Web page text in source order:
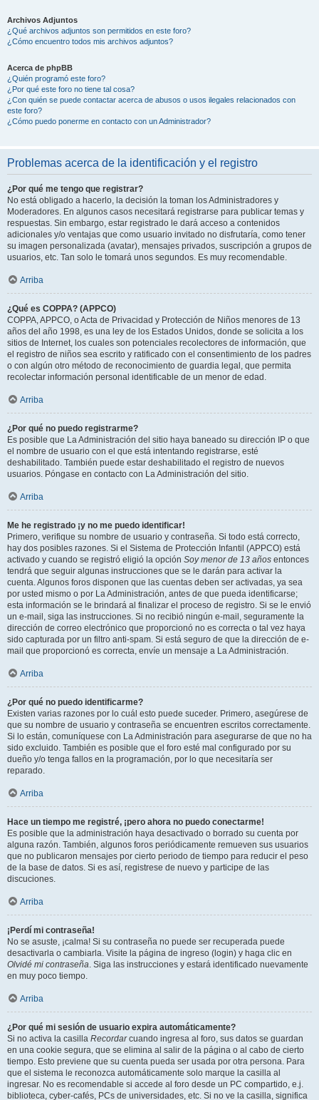
Archivos Adjuntos
¿Qué archivos adjuntos son permitidos en este foro?
¿Cómo encuentro todos mis archivos adjuntos?
Acerca de phpBB
¿Quién programó este foro?
¿Por qué este foro no tiene tal cosa?
¿Con quién se puede contactar acerca de abusos o usos ilegales relacionados con
este foro?
¿Cómo puedo ponerme en contacto con un Administrador?
Problemas acerca de la identificación y el registro
¿Por qué me tengo que registrar?
No está obligado a hacerlo, la decisión la toman los Administradores y
Moderadores. En algunos casos necesitará registrarse para publicar temas y
respuestas. Sin embargo, estar registrado le dará acceso a contenidos
adicionales y/o ventajas que como usuario invitado no disfrutaría, como tener
su imagen personalizada (avatar), mensajes privados, suscripción a grupos de
usuarios, etc. Tan solo le tomará unos segundos. Es muy recomendable.
Arriba
¿Qué es COPPA? (APPCO)
COPPA, APPCO, o Acta de Privacidad y Protección de Niños menores de 13
años del año 1998, es una ley de los Estados Unidos, donde se solicita a los
sitios de Internet, los cuales son potenciales recolectores de información, que
el registro de niños sea escrito y ratificado con el consentimiento de los padres
o con algún otro método de reconocimiento de guardia legal, que permita
recolectar información personal identificable de un menor de edad.
Arriba
¿Por qué no puedo registrarme?
Es posible que La Administración del sitio haya baneado su dirección IP o que
el nombre de usuario con el que está intentando registrarse, esté
deshabilitado. También puede estar deshabilitado el registro de nuevos
usuarios. Póngase en contacto con La Administración del sitio.
Arriba
Me he registrado ¡y no me puedo identificar!
Primero, verifique su nombre de usuario y contraseña. Si todo está correcto,
hay dos posibles razones. Si el Sistema de Protección Infantil (APPCO) está
activado y cuando se registró eligió la opción Soy menor de 13 años entonces
tendrá que seguir algunas instrucciones que se le darán para activar la
cuenta. Algunos foros disponen que las cuentas deben ser activadas, ya sea
por usted mismo o por La Administración, antes de que pueda identificarse;
esta información se le brindará al finalizar el proceso de registro. Si se le envió
un e-mail, siga las instrucciones. Si no recibió ningún e-mail, seguramente la
dirección de correo electrónico que proporcionó no es correcta o tal vez haya
sido capturada por un filtro anti-spam. Si está seguro de que la dirección de e-
mail que proporcionó es correcta, envíe un mensaje a La Administración.
Arriba
¿Por qué no puedo identificarme?
Existen varias razones por lo cuál esto puede suceder. Primero, asegúrese de
que su nombre de usuario y contraseña se encuentren escritos correctamente.
Si lo están, comuníquese con La Administración para asegurarse de que no ha
sido excluido. También es posible que el foro esté mal configurado por su
dueño y/o tenga fallos en la programación, por lo que necesitaría ser
reparado.
Arriba
Hace un tiempo me registré, ¡pero ahora no puedo conectarme!
Es posible que la administración haya desactivado o borrado su cuenta por
alguna razón. También, algunos foros periódicamente remueven sus usuarios
que no publicaron mensajes por cierto periodo de tiempo para reducir el peso
de la base de datos. Si es así, registrese de nuevo y participe de las
discuciones.
Arriba
¡Perdí mi contraseña!
No se asuste, ¡calma! Si su contraseña no puede ser recuperada puede
desactivarla o cambiarla. Visite la página de ingreso (login) y haga clic en
Olvidé mi contraseña . Siga las instrucciones y estará identificado nuevamente
en muy poco tiempo.
Arriba
¿Por qué mi sesión de usuario expira automáticamente?
Si no activa la casilla Recordarcuando ingresa al foro, sus datos se guardan
en una cookie segura, que se elimina al salir de la página o al cabo de cierto
tiempo. Esto previene que su cuenta pueda ser usada por otra persona. Para
que el sistema le reconozca automáticamente solo marque la casilla al
ingresar. No es recomendable si accede al foro desde un PC compartido, e.j.
biblioteca, cyber-cafés, PCs de universidades, etc. Si no ve la casilla, significa